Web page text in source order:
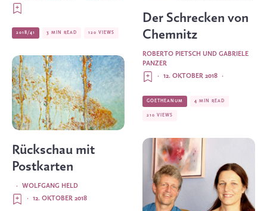
2018/41 3 MIN READ 120 VIEWS
Rückschau mit
Postkarten
WOLFGANG HELD
·
12. OKTOBER 2018
·
Der Schrecken von
Chemnitz
ROBERTO PIETSCH UND GABRIELE
PANZER
·
12. OKTOBER 2018
·
GOETHEANUM 4 MIN READ
210 VIEWS